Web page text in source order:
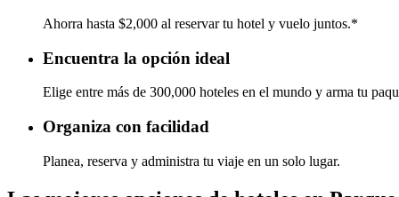
Ahorra hasta $2,000 al reservar tu hotel y vuelo juntos.*
Encuentra la opción ideal
Elige entre más de 300,000 hoteles en el mundo y arma tu
Organiza con facilidad
Planea, reserva y administra tu viaje en un solo lugar.